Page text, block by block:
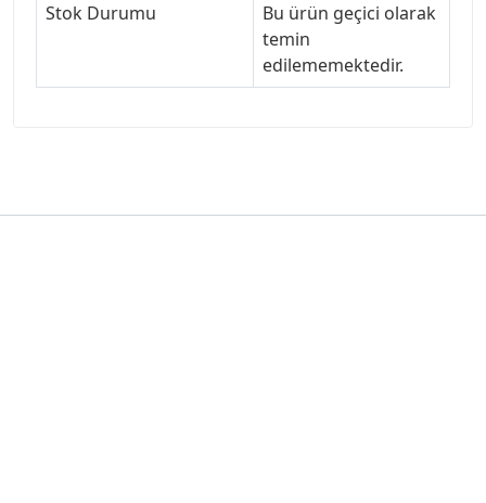
Stok Durumu
Bu ürün geçici olarak
temin
edilememektedir.